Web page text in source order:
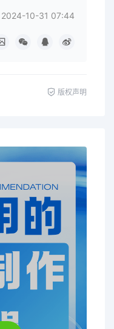
2024-10-31 07:44
版权声明